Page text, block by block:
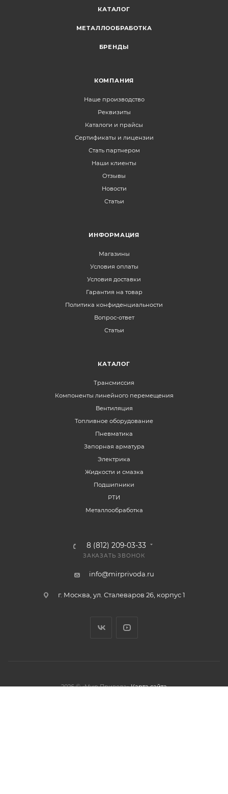
КАТАЛОГ
МЕТАЛЛООБРАБОТКА
БРЕНДЫ
КОМПАНИЯ
Наше производство
Реквизиты
Каталоги и прайсы
Сертификаты и лицензии
Стать партнером
Наши клиенты
Отзывы
Новости
Статьи
ИНФОРМАЦИЯ
Магазины
Условия оплаты
Условия доставки
Гарантия на товар
Политика конфиденциальности
Вопрос-ответ
Статьи
КАТАЛОГ
Трансмиссия
Компоненты линейного перемещения
Вентиляция
Топливное оборудование
Пневматика
Запорная арматура
Электрика
Жидкости и смазка
Подшипники
РТИ
Металлообработка
8 (812) 209-03-33
ЗАКАЗАТЬ ЗВОНОК
info@mirprivoda.ru
г. Москва, ул. Сталеваров 26, корпус 1
2026 © «Мир Привода» Карта сайта